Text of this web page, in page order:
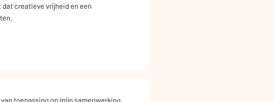
creatieve vrijheid en een
toepassing op mijn samenwerking